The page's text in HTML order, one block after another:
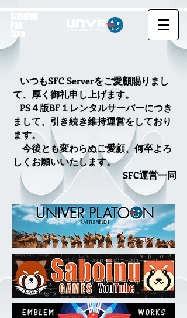
Fan
Com
いつもSFC Serverをご愛顧賜り まし
て、厚く御礼申し上げます。
PS４版BF１レンタルサーバーにつき
まして、引き続き維持運営をしており
ます。
今後とも変わらぬご愛顧、何卒よろ
しくお願いいたします。
SFC運営一同